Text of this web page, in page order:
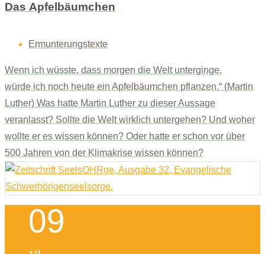
Das Apfelbäumchen
Ermunterungstexte
Wenn ich wüsste, dass morgen die Welt unterginge,
würde ich noch heute ein Apfelbäumchen pflanzen.“ (Martin
Luther) Was hatte Martin Luther zu dieser Aussage
veranlasst? Sollte die Welt wirklich untergehen? Und woher
wollte er es wissen können? Oder hatte er schon vor über
500 Jahren von der Klimakrise wissen können?
09